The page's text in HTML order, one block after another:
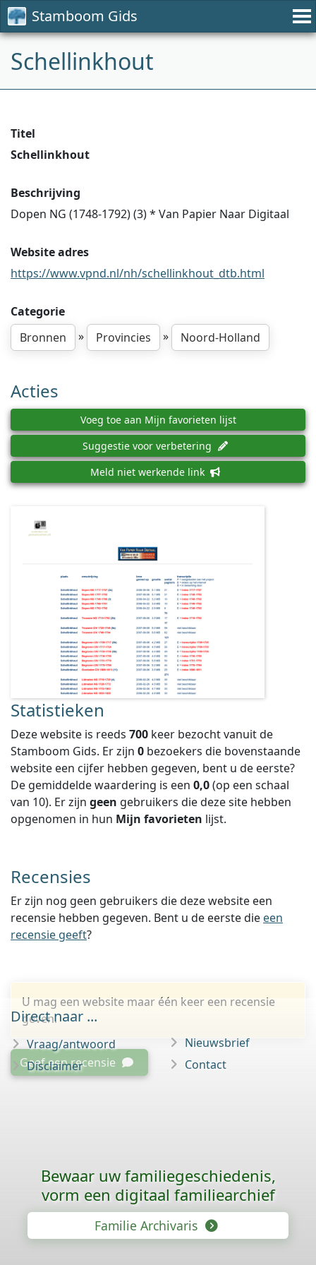
Stamboom Gids
Schellinkhout
Titel
Schellinkhout
Beschrijving
Dopen NG (1748-1792) (3) * Van Papier Naar Digitaal
Website adres
https://www.vpnd.nl/nh/schellinkhout_dtb.html
Categorie
Bronnen
» Provincies » Noord-Holland
Acties
Voeg toe aan Mijn favorieten lijst
Suggestie voor verbetering
Meld niet werkende link
Statistieken
Deze website is reeds 700 keer bezocht vanuit de
Stamboom Gids. Er zijn 0 bezoekers die bovenstaande
website een cijfer hebben gegeven, bent u de eerste?
De gemiddelde waardering is een 0,0(op een schaal
van 10). Er zijn geen gebruikers die deze site hebben
opgenomen in hun Mijn favorieten lijst.
Recensies
Er zijn nog geen gebruikers die deze website een
recensie hebben gegeven. Bent u de eerste die een
recensie geeft?
U mag een website maar één keer een recensie
geven.
Geef een recensie
Direct naar ...
Vraag/antwoord
Disclaimer
Nieuwsbrief
Contact
Bewaar uw familie­geschiedenis,
vorm een digitaal familiearchief
Familie Archivaris